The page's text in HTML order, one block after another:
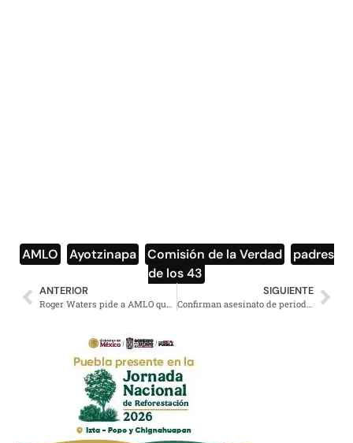
AMLO Ayotzinapa Comisión de la Verdad
padres
de los 43
ANTERIOR
Roger Waters pide a AMLO que escuche a los mexicanos, critica a Peña Nieto
SIGUIENTE
Confirman asesinato de periodista Jesús Alejandro Márquez Jiménez, en Nayarit